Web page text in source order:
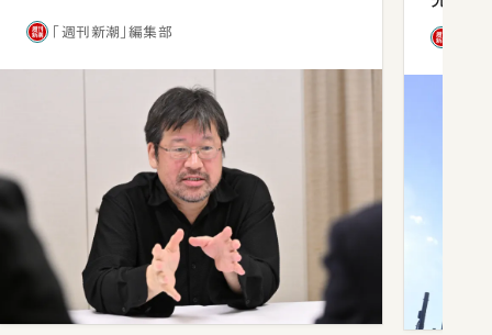
「週刊新潮」編集部